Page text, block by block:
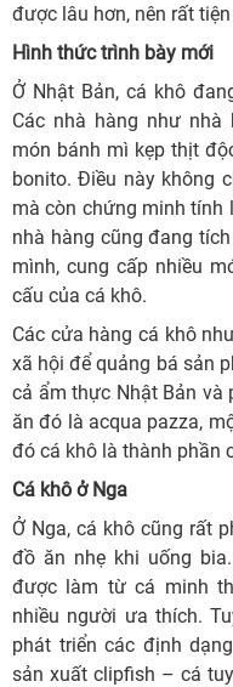
được lâu hơn, nên rất
Hình thức trình bày mới
Ở Nhật Bản, cá khô
Các nhà hàng như nhà
món bánh mì kẹp thịt
bonito. Điều này không
mà còn chứng minh tính
nhà hàng cũng đang
mình, cung cấp nhiều
cấu của cá khô.
Các cửa hàng cá khô
xã hội để quảng bá sản
cả ẩm thực Nhật Bản và
ăn đó là acqua pazza,
đó cá khô là thành phần
Cá khô ở Nga
Ở Nga, cá khô cũng rất
đồ ăn nhẹ khi uống
được làm từ cá minh
nhiều người ưa thích.
phát triển các định
sản xuất clipfish – cá